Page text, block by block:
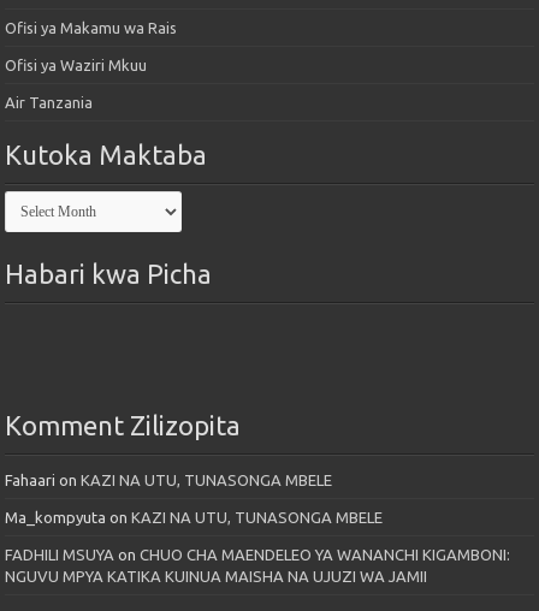
Ofisi ya Makamu wa Rais
Ofisi ya Waziri Mkuu
Air Tanzania
Kutoka Maktaba
Kutoka
Maktaba
Habari kwa Picha
Komment Zilizopita
Fahaari onKAZI NA UTU, TUNASONGA MBELE
Ma_kompyuta onKAZI NA UTU, TUNASONGA MBELE
FADHILI MSUYA onCHUO CHA MAENDELEO YA WANANCHI KIGAMBONI:
NGUVU MPYA KATIKA KUINUA MAISHA NA UJUZI WA JAMII